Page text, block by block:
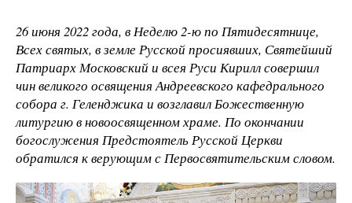
26 июня 2022 года, в Неделю 2-ю по Пятидесятнице,
Всех святых, в земле Русской просиявших, Святейший
Патриарх Московский и всея Руси Кирилл совершил
чин великого освящения Андреевского кафедрального
собора г. Геленджика и возглавил Божественную
литургию в новоосвященном храме. По окончании
богослужения Предстоятель Русской Церкви
обратился к верующим с Первосвятительским словом.